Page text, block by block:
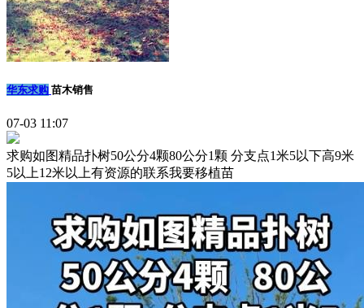
华东求购 苗木销售
07-03 11:07
求购如图精品扑树50公分4颗80公分1颗 分支点1米5以下高9米
5以上12米以上有资源的联系我要移植苗